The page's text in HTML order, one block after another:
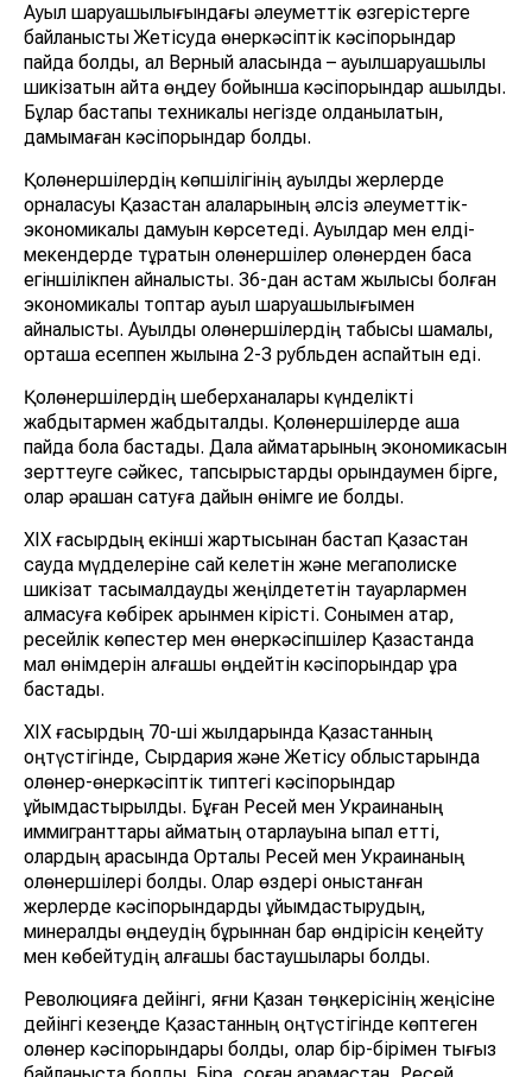
Ауыл шаруашылығындағы әлеуметтік өзгерістерге
байланысты Жетісуда өнеркәсіптік кәсіпорындар
пайда болды, ал Верный қаласында – ауылшаруашылық
шикізатын қайта өңдеу бойынша кәсіпорындар ашылды.
Бұлар бастапқы техникалық негізде қолданылатын,
дамымаған кәсіпорындар болды.
Қолөнершілердің көпшілігінің ауылдық жерлерде
орналасуы Қазақстан қалаларының әлсіз әлеуметтік-
экономикалық дамуын көрсетеді. Ауылдар мен елді-
мекендерде тұратын қолөнершілер қолөнерден басқа
егіншілікпен айналысты. 36-дан астам жылқысы болған
экономикалық топтар ауыл шаруашылығымен
айналысты. Ауылдық қолөнершілердің табысы шамалы,
орташа есеппен жылына 2-3 рубльден аспайтын еді.
Қолөнершілердің шеберханалары күнделікті
жабдықтармен жабдықталды. Қолөнершілерде ақша
пайда бола бастады. Дала аймақтарының экономикасын
зерттеуге сәйкес, тапсырыстарды орындаумен бірге,
олар әрқашан сатуға дайын өнімге ие болды.
ХІХ ғасырдың екінші жартысынан бастап Қазақстан
сауда мүдделеріне сай келетін және мегаполиске
шикізат тасымалдауды жеңілдететін тауарлармен
алмасуға көбірек қарқынмен кірісті. Сонымен қатар,
ресейлік көпестер мен өнеркәсіпшілер Қазақстанда
мал өнімдерін алғашқы өңдейтін кәсіпорындар құра
бастады.
ХІХ ғасырдың 70-ші жылдарында Қазақстанның
оңтүстігінде, Сырдария және Жетісу облыстарында
қолөнер-өнеркәсіптік типтегі кәсіпорындар
ұйымдастырылды. Бұған Ресей мен Украинаның
иммигранттары аймақтың отарлауына ықпал етті,
олардың арасында Орталық Ресей мен Украинаның
қолөнершілері болды. Олар өздері қоныстанған
жерлерде кәсіпорындарды ұйымдастырудың,
минералды өңдеудің бұрыннан бар өндірісін кеңейту
мен көбейтудің алғашқы бастаушылары болды.
Революцияға дейінгі, яғни Қазан төңкерісінің жеңісіне
дейінгі кезеңде Қазақстанның оңтүстігінде көптеген
қолөнер кәсіпорындары болды, олар бір-бірімен тығыз